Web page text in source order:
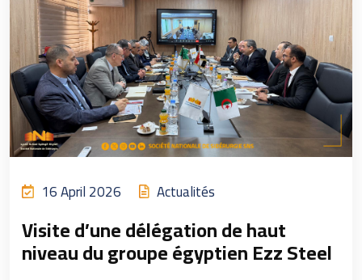
16 April 2026 Actualités
Visite d’une délégation de haut
niveau du groupe égyptien Ezz Steel